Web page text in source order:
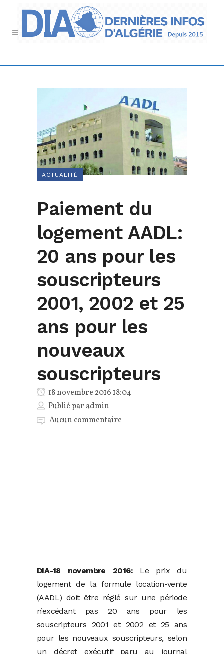
ACTUALITÉ
Paiement du
logement AADL:
20 ans pour les
souscripteurs
2001, 2002 et 25
ans pour les
nouveaux
souscripteurs
18 novembre 2016 18:04
Publié paradmin
Aucun commentaire
DIA-18 novembre 2016: Le prix du
logement de la formule location-vente
(AADL) doit être réglé sur une période
n’excédant pas 20 ans pour les
souscripteurs 2001 et 2002 et 25 ans
pour les nouveaux souscripteurs, selon
un décret exécutif paru au journal